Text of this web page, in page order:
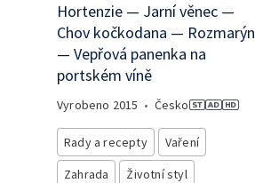
Hortenzie — Jarní věnec —
Chov kočkodana — Rozmarýn
— Vepřová panenka na
portském víně
Vyrobeno 2015 • Česko
Rady a recepty
Vaření
Zahrada
Životní styl